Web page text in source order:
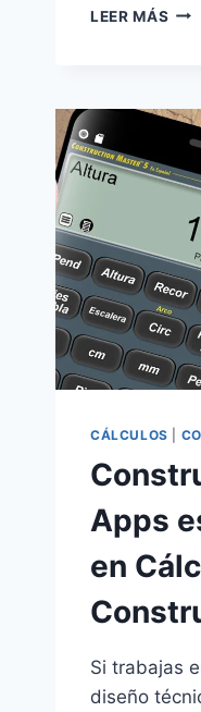
LEER MÁS APP
LA
CÁLCULOS
Apps
en
Si trabajas
diseño